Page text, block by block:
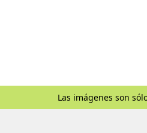
Las imágenes son